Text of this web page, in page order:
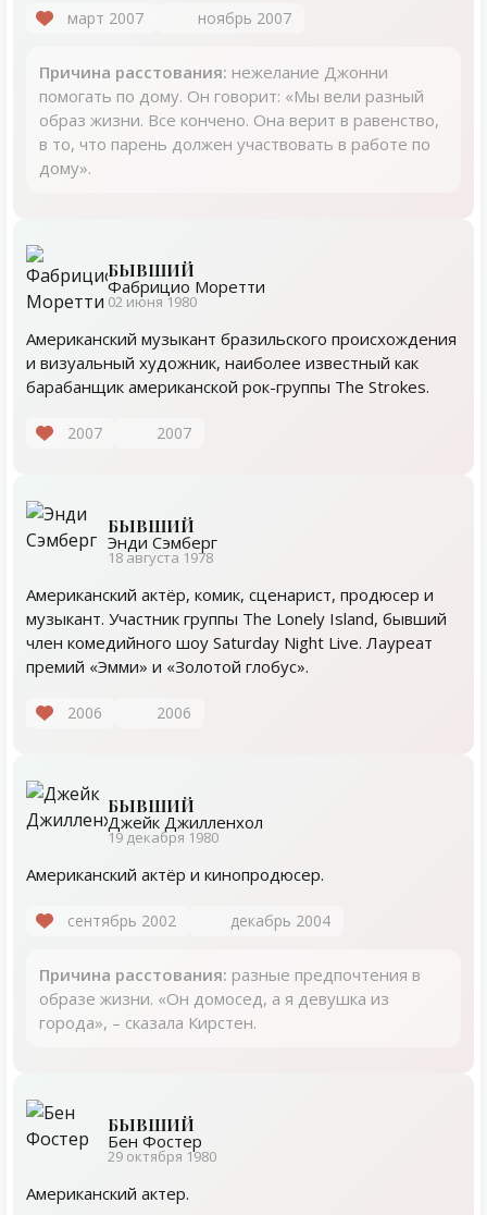
март 2007 ноябрь 2007
Причина расстования: нежелание Джонни
помогать по дому. Он говорит: «Мы вели разный
образ жизни. Все кончено. Она верит в равенство,
в то, что парень должен участвовать в работе по
дому».
БЫВШИЙ
Фабрицио Моретти
02 июня 1980
Американский музыкант бразильского происхождения
и визуальный художник, наиболее известный как
барабанщик американской рок-группы The Strokes.
2007 2007
БЫВШИЙ
Энди Сэмберг
18 августа 1978
Американский актёр, комик, сценарист, продюсер и
музыкант. Участник группы The Lonely Island, бывший
член комедийного шоу Saturday Night Live. Лауреат
премий «Эмми» и «Золотой глобус».
2006 2006
БЫВШИЙ
Джейк Джилленхол
19 декабря 1980
Американский актёр и кинопродюсер.
сентябрь 2002 декабрь 2004
Причина расстования: разные предпочтения в
образе жизни. «Он домосед, а я девушка из
города», – сказала Кирстен.
БЫВШИЙ
Бен Фостер
29 октября 1980
Американский актер.